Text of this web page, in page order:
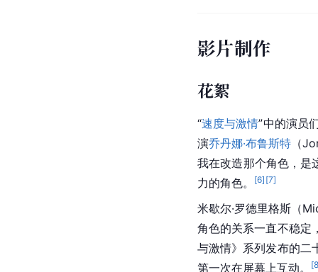
影片制作
花絮
“速度与激情”中的演员
演乔丹娜·布鲁斯特 （
我在改造那个角色，是
力的角色。
[6] [7]
米歇尔·罗德里格斯 （
角色的关系一直不稳定
与激情》系列发布的二
第一次在屏幕上互动。
[